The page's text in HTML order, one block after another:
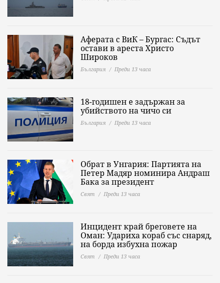
Аферата с ВиК – Бургас: Съдът
остави в ареста Христо
Широков
България Преди 13 часа
18-годишен е задържан за
убийството на чичо си
България Преди 13 часа
Обрат в Унгария: Партията на
Петер Мадяр номинира Андраш
Бака за президент
Свят Преди 13 часа
Инцидент край бреговете на
Оман: Удариха кораб със снаряд,
на борда избухна пожар
Свят Преди 13 часа